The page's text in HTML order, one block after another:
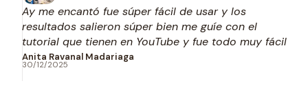
Ay me encantó fue súper fácil de usar y los
resultados salieron súper bien me guíe con el
tutorial que tienen en YouTube y fue todo muy fácil
ya quiero seguir experimentando con algunas
transparencias
Anita Ravanal Madariaga
30/12/2025